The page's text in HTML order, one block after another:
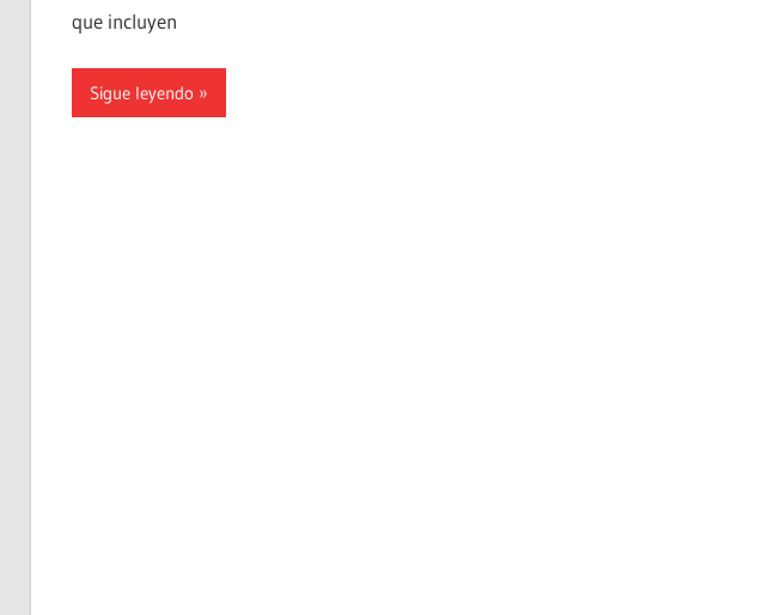
que incluyen
Sigue leyendo